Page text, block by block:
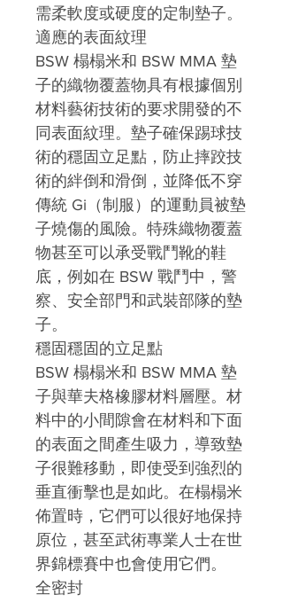
需柔軟度或硬度的定制墊子。
適應的表面紋理
BSW 榻榻米和 BSW MMA 墊
子的織物覆蓋物具有根據個別
材料藝術技術的要求開發的不
同表面紋理。墊子確保踢球技
術的穩固立足點，防止摔跤技
術的絆倒和滑倒，並降低不穿
傳統 Gi（制服）的運動員被墊
子燒傷的風險。特殊織物覆蓋
物甚至可以承受戰鬥靴的鞋
底，例如在 BSW 戰鬥中，警
察、安全部門和武裝部隊的墊
子。
穩固穩固的立足點
BSW 榻榻米和 BSW MMA 墊
子與華夫格橡膠材料層壓。材
料中的小間隙會在材料和下面
的表面之間產生吸力，導致墊
子很難移動，即使受到強烈的
垂直衝擊也是如此。在榻榻米
佈置時，它們可以很好地保持
原位，甚至武術專業人士在世
界錦標賽中也會使用它們。
全密封